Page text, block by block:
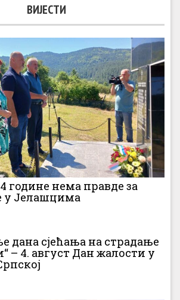
ВИЈЕСТИ
године нема правде за
у Јелашцима
дана сјећања на страдање
– 4. август Дан жалости у